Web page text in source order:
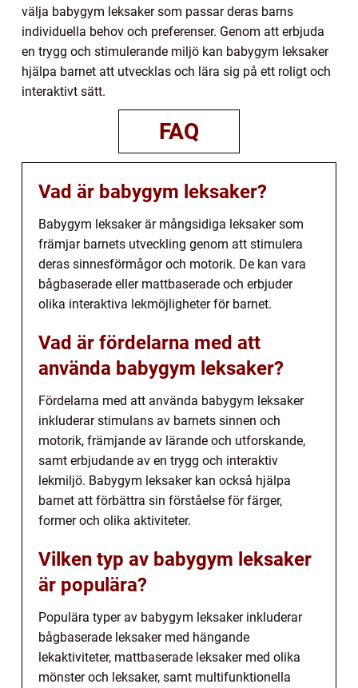
välja babygym leksaker som passar deras barns
individuella behov och preferenser. Genom att erbjuda
en trygg och stimulerande miljö kan babygym leksaker
hjälpa barnet att utvecklas och lära sig på ett roligt och
interaktivt sätt.
FAQ
Vad är babygym leksaker?
Babygym leksaker är mångsidiga leksaker som
främjar barnets utveckling genom att stimulera
deras sinnesförmågor och motorik. De kan vara
bågbaserade eller mattbaserade och erbjuder
olika interaktiva lekmöjligheter för barnet.
Vad är fördelarna med att
använda babygym leksaker?
Fördelarna med att använda babygym leksaker
inkluderar stimulans av barnets sinnen och
motorik, främjande av lärande och utforskande,
samt erbjudande av en trygg och interaktiv
lekmiljö. Babygym leksaker kan också hjälpa
barnet att förbättra sin förståelse för färger,
former och olika aktiviteter.
Vilken typ av babygym leksaker
är populära?
Populära typer av babygym leksaker inkluderar
bågbaserade leksaker med hängande
lekaktiviteter, mattbaserade leksaker med olika
mönster och leksaker, samt multifunktionella